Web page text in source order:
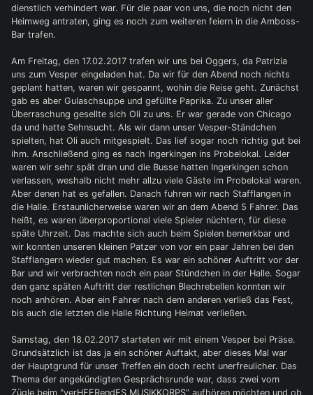
dienstlich verhindert war. Für die paar von uns, die noch nicht den
Heimweg antraten, ging es noch zum weiteren feiern in die Amboss-
Bar trafen.
Am Freitag, den 17.02.2017 trafen wir uns bei Oggers, da Patrizia
uns zum Vesper eingeladen hat. Da wir für den Abend noch nichts
geplant hatten, waren wir gespannt, wohin die Reise geht. Zunächst
gab es aber Gulaschsuppe und gefüllte Paprika. Zu unser aller
Überraschung gesellte sich Oli zu uns. Er war gerade von Chicago
da und hatte Sehnsucht. Als wir dann unser Vesper-Ständchen
spielten, hat Oli auch mitgespielt. Das lief sogar noch richtig gut bei
ihm. Anschließend ging es nach Ingerkingen ins Probelokal. Leider
waren wir sehr spät dran und die Busse hatten Ingerkingen schon
verlassen, weshalb nicht mehr allzu viele Gäste im Probelokal waren.
Aber denen hat es gefallen. Danach fuhren wir nach Stafflangen in
die Halle. Erstaunlicherweise waren wir an dem Abend 5 Fahrer. Das
heißt, es waren überproportional viele Spieler nüchtern, für diese
späte Uhrzeit. Das machte sich auch beim Spielen bemerkbar und
wir konnten unseren kleinen Patzer von vor ein paar Jahren bei den
Stafflangern wieder gut machen. Es war ein schöner Auftritt vor der
Bar und wir verbrachten noch ein paar Stündchen in der Halle. Sogar
den ganz späten Auftritt der restlichen Blechrebellen konnten wir
noch anhören. Aber ein Fahrer nach dem anderen verließ das Fest,
bis auch die letzten die Halle Richtung Heimat verließen.
Samstag, den 18.02.2017 starteten wir mit einem Vesper bei Präse.
Grundsätzlich ist das ja ein schöner Auftakt, aber dieses Mal war
der Hauptgrund für unser Treffen ein doch recht unerfreulicher. Das
Thema der angekündigten Gesprächsrunde war, dass zwei vom
Zügle beim "verHEERendES MUSIKKORPS" aufhören möchten und ob